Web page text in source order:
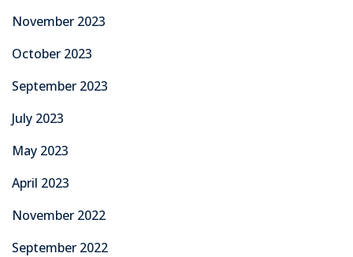
November 2023
October 2023
September 2023
July 2023
May 2023
April 2023
November 2022
September 2022